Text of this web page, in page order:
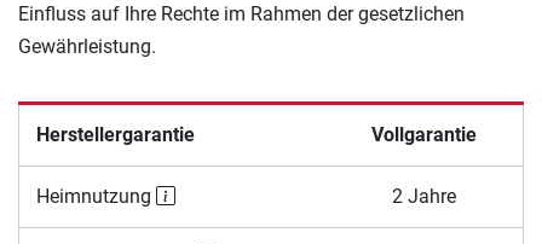
Einfluss auf Ihre Rechte im Rahmen der gesetzlichen
Gewährleistung.
Herstellergarantie Vollgarantie
Heimnutzung 2 Jahre